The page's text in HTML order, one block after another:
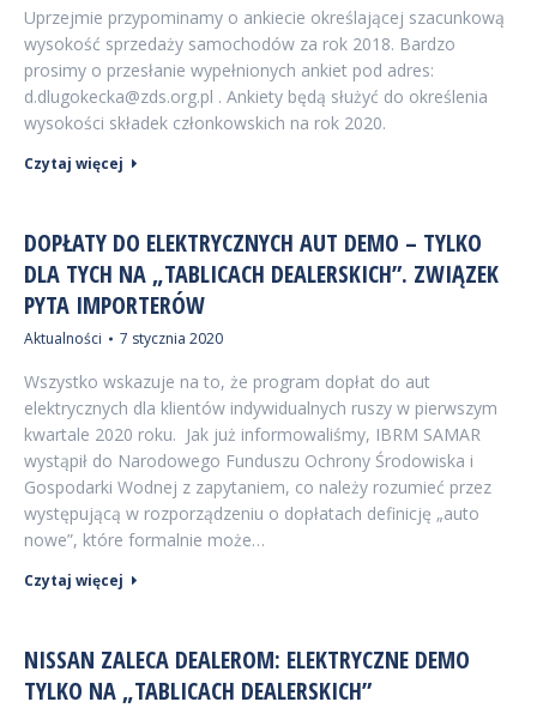
Uprzejmie przypominamy o ankiecie określającej szacunkową
wysokość sprzedaży samochodów za rok 2018. Bardzo
prosimy o przesłanie wypełnionych ankiet pod adres:
d.dlugokecka@zds.org.pl . Ankiety będą służyć do określenia
wysokości składek członkowskich na rok 2020.
Czytaj więcej
DOPŁATY DO ELEKTRYCZNYCH AUT DEMO – TYLKO
DLA TYCH NA „TABLICACH DEALERSKICH”. ZWIĄZEK
PYTA IMPORTERÓW
Aktualności 7 stycznia 2020
Wszystko wskazuje na to, że program dopłat do aut
elektrycznych dla klientów indywidualnych ruszy w pierwszym
kwartale 2020 roku. Jak już informowaliśmy, IBRM SAMAR
wystąpił do Narodowego Funduszu Ochrony Środowiska i
Gospodarki Wodnej z zapytaniem, co należy rozumieć przez
występującą w rozporządzeniu o dopłatach definicję „auto
nowe”, które formalnie może…
Czytaj więcej
NISSAN ZALECA DEALEROM: ELEKTRYCZNE DEMO
TYLKO NA „TABLICACH DEALERSKICH”